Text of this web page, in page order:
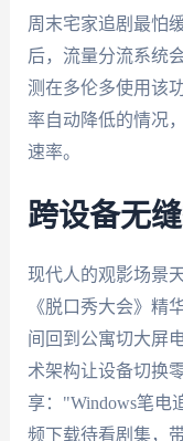
周末宅家追剧最怕
后，流量分流系统
测在多伦多使用该
率自动降低的情况
速率。
跨设备无
现代人的观影场景
《脱口秀大会》精
间回到公寓切大屏
术架构让设备切换
享："Windows笔电
频下载待看剧集，